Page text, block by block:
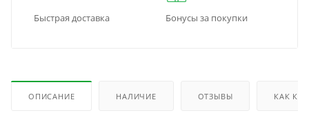
Быстрая доставка Бонусы за покупки
ОПИСАНИЕ НАЛИЧИЕ ОТЗЫВЫ КАК